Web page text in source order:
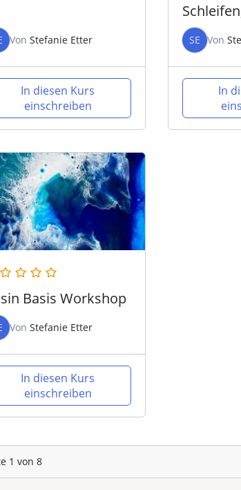
Von Stefanie Etter
In diesen Kurs
einschreiben
CARBON
Workshop
SE Von
In
Basis Workshop
Von Stefanie Etter
In diesen Kurs
einschreiben
1 von 8